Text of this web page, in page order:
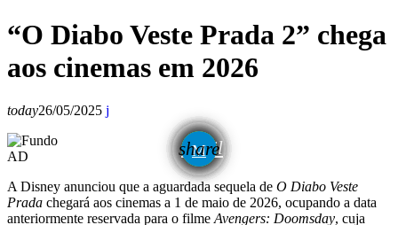
“O Diabo Veste Prada 2” chega
aos cinemas em 2026
today26/05/2025
share
email
AD
A Disney anunciou que a aguardada sequela de O Diabo Veste
Prada chegará aos cinemas a 1 de maio de 2026, ocupando a data
anteriormente reservada para o filme Avengers: Doomsday, cuja